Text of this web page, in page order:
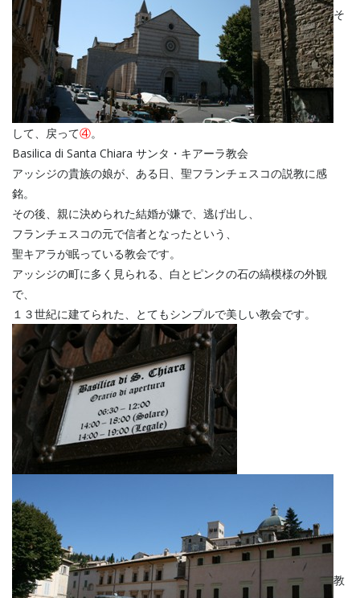
そ
して、戻って④。
Basilica di Santa Chiara サンタ・キアーラ教会
アッシジの貴族の娘が、ある日、聖フランチェスコの説教に感
銘。
その後、親に決められた結婚が嫌で、逃げ出し、
フランチェスコの元で信者となったという、
聖キアラが眠っている教会です。
アッシジの町に多く見られる、白とピンクの石の縞模様の外観
で、
１３世紀に建てられた、とてもシンプルで美しい教会です。
教